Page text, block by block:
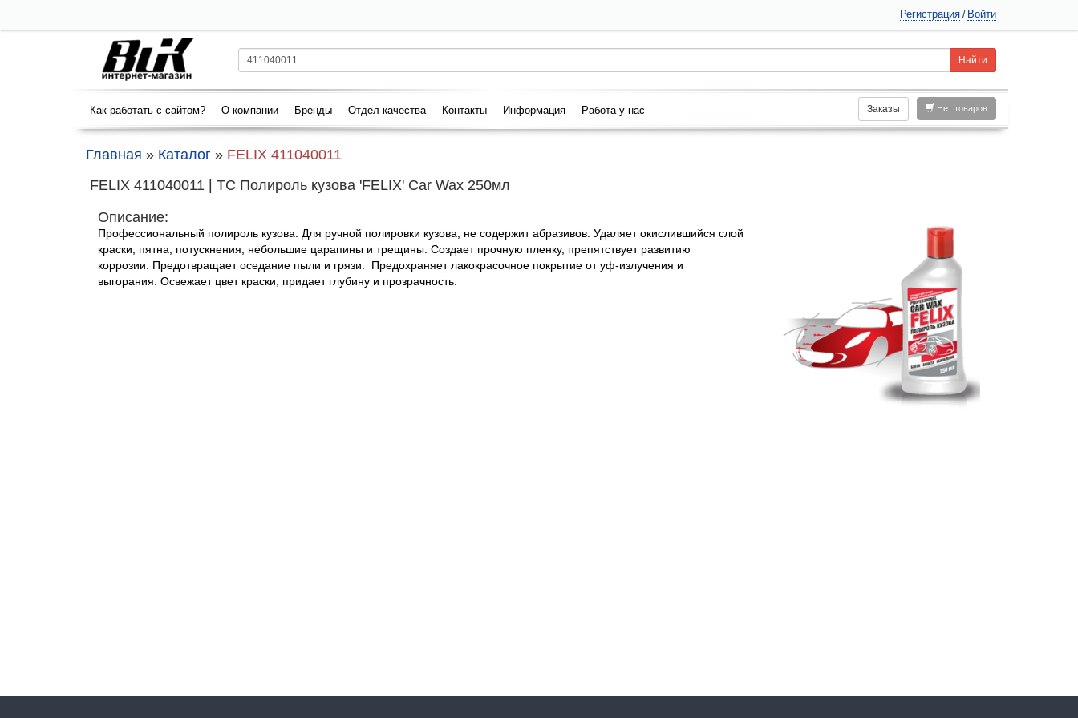
Регистрация / Войти
Как работать с сайтом? О компании Бренды Отдел качества Контакты Информация Работа у нас Нет товаров
Заказы
Главная » Каталог » FELIX 411040011
FELIX 411040011 | ТС Полироль кузова 'FELIX' Car Wax 250мл
Описание:
Профессиональный полироль кузова. Для ручной полировки кузова, не содержит абразивов. Удаляет окислившийся слой
краски, пятна, потускнения, небольшие царапины и трещины. Создает прочную пленку, препятствует развитию
коррозии. Предотвращает оседание пыли и грязи. Предохраняет лакокрасочное покрытие от уф-излучения и
выгорания. Освежает цвет краски, придает глубину и прозрачность.